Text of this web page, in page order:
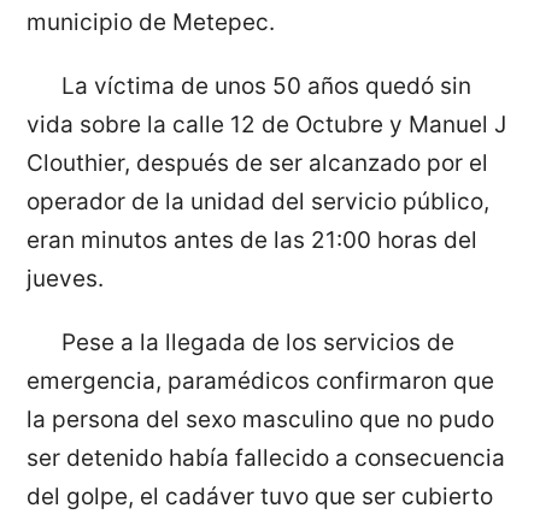
municipio de Metepec.
La víctima de unos 50 años quedó sin
vida sobre la calle 12 de Octubre y Manuel J
Clouthier, después de ser alcanzado por el
operador de la unidad del servicio público,
eran minutos antes de las 21:00 horas del
jueves.
Pese a la llegada de los servicios de
emergencia, paramédicos confirmaron que
la persona del sexo masculino que no pudo
ser detenido había fallecido a consecuencia
del golpe, el cadáver tuvo que ser cubierto